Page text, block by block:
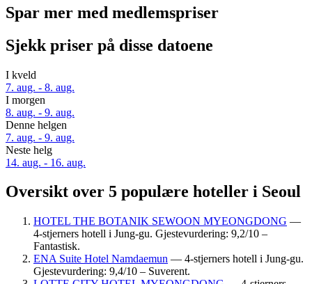
Spar mer med medlemspriser
Sjekk priser på disse datoene
I kveld
7. aug. - 8. aug.
I morgen
8. aug. - 9. aug.
Denne helgen
7. aug. - 9. aug.
Neste helg
14. aug. - 16. aug.
Oversikt over 5 populære hoteller i Seoul
HOTEL THE BOTANIK SEWOON MYEONGDONG —
4-stjerners hotell i Jung-gu. Gjestevurdering: 9,2/10 –
Fantastisk.
ENA Suite Hotel Namdaemun — 4-stjerners hotell i Jung-gu.
Gjestevurdering: 9,4/10 – Suverent.